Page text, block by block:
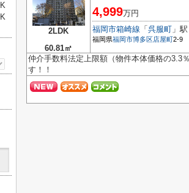
2LDK
60.81㎡
4,999万円
福岡市箱崎線 「 呉服町 」駅
福岡県福岡市博多区 店屋町2-9
仲介手数料法定上限額（物件本体価格の3.3
す！！